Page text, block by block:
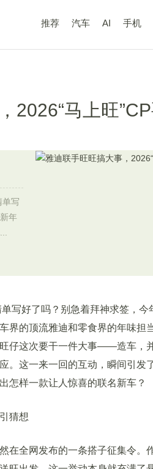
推荐 汽车 AI 手机
2026“马上旺
单写
年
好了吗？别急着拜神求签，今
界的顶流雅迪和零食界的年味担
仔这次要干一件大事——造车，
。这一来一回的互动，瞬间引发
怎样一款让人惊喜的联名新车？
猜想
全网发布的一条搭子征集令。